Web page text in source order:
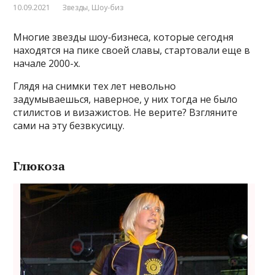
10.09.2021 Звезды, Шоу-биз
Многие звезды шоу-бизнеса, которые сегодня
находятся на пике своей славы, стартовали еще в
начале 2000-х.
Глядя на снимки тех лет невольно
задумываешься, наверное, у них тогда не было
стилистов и визажистов. Не верите? Взгляните
сами на эту безвкусицу.
Глюкоза